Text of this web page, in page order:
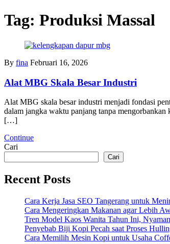
Tag: Produksi Massal
By fina Februari 16, 2026
Alat MBG Skala Besar Industri
Alat MBG skala besar industri menjadi fondasi
dalam jangka waktu panjang tanpa
[…]
Continue
Cari
Cari
Recent Posts
Cara Kerja Jasa SEO Tangerang untuk
Cara Mengeringkan Makanan agar Lebih
Tren Model Kaos Wanita Tahun Ini,
Penyebab Biji Kopi Pecah saat Proses
Cara Memilih Mesin Kopi untuk Usaha